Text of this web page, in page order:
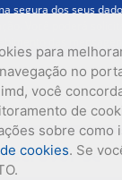
para
no
você
de
sobre como
cookies. Se
segura dos seus
se